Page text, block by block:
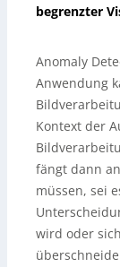
begrenzter
Anomaly
Anwendung
Kontext der
fängt dann
müssen, sei
wird oder